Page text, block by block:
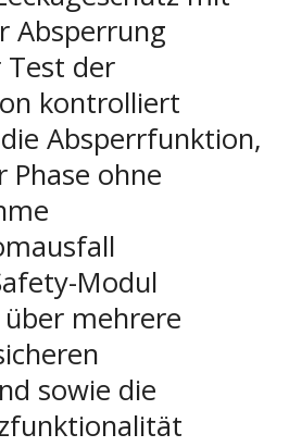
Absperrung
Test der
kontrolliert
Absperrfunktion,
Phase ohne
Modul
mehrere
sowie die